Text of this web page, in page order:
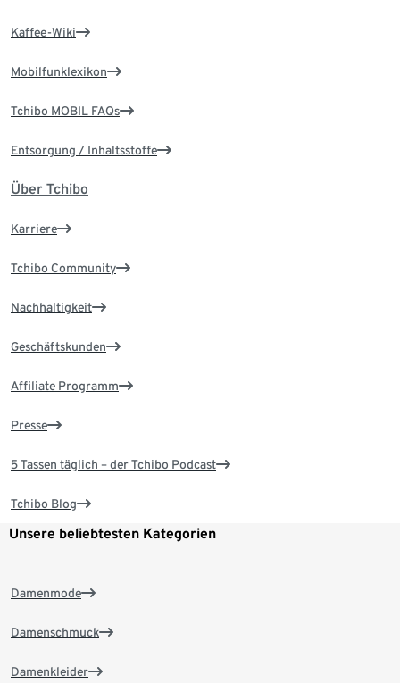
Kaffee-Wiki
Mobilfunklexikon
Tchibo MOBIL FAQs
Entsorgung / Inhaltsstoffe
Über Tchibo
Karriere
Tchibo Community
Nachhaltigkeit
Geschäftskunden
Affiliate Programm
Presse
5 Tassen täglich – der Tchibo Podcast
Tchibo Blog
Unsere beliebtesten Kategorien
Damenmode
Damenschmuck
Damenkleider